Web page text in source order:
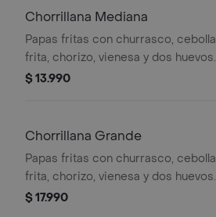
Chorrillana Mediana
Papas fritas con churrasco, cebolla
frita, chorizo, vienesa y dos huevos
fritos.
$ 13.990
Chorrillana Grande
Papas fritas con churrasco, cebolla
frita, chorizo, vienesa y dos huevos
fritos.
$ 17.990